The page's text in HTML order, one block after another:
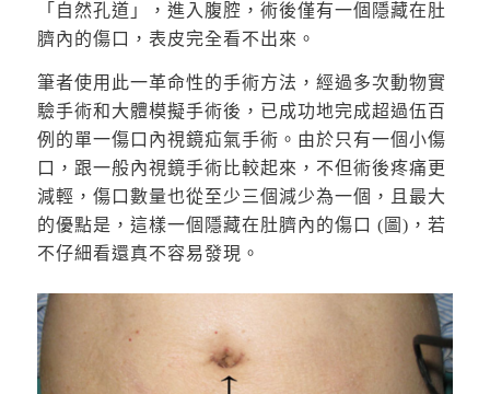
「自然孔道」，進入腹腔，術後僅有一個隱藏在肚
臍內的傷口，表皮完全看不出來。
筆者使用此一革命性的手術方法，經過多次動物實
驗手術和大體模擬手術後，已成功地完成超過伍百
例的單一傷口內視鏡疝氣手術。由於只有一個小傷
口，跟一般內視鏡手術比較起來，不但術後疼痛更
減輕，傷口數量也從至少三個減少為一個，且最大
的優點是，這樣一個隱藏在肚臍內的傷口 (圖)，若
不仔細看還真不容易發現。